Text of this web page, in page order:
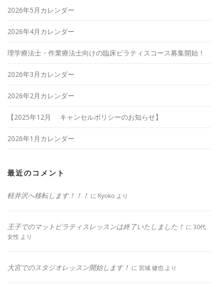
2026年5月カレンダー
2026年4月カレンダー
理学療法士・作業療法士向けの臨床ピラティスコース募集開始！
2026年3月カレンダー
2026年2月カレンダー
【2025年12月 キャンセルポリシーのお知らせ】
2026年1月カレンダー
最近のコメント
軽井沢へ移転します！！！ に Ryoko より
王子でのマットピラティスレッスンは終了いたしました！ に 30代
女性 より
大宮でのスタジオレッスン開始します！ に 宮城 健也 より